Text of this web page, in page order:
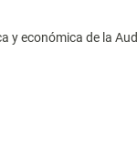
y económica de la